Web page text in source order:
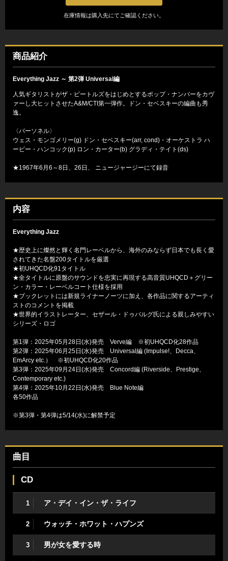
在庫情報は購入先にてご確認ください。
商品紹介
Everything Jazz ～ 第2弾 Universal編
人気ギタリストがザ・ビートルズをはじめとするポップ・ナンバーをカヴ
ァーし大ヒットさせたA&M/CTI第一弾作。ドン・セベスキーの編曲も秀
逸。
〈パーソネル〉
ウェス・モンゴメリー(g) ドン・セベスキー(arr, cond)・オーケストラ ハ
ービー・ハンコック(p) ロン・カーター(b) グラディ・テイト(ds)
★1967年6月6～8日、26日、 ニュージャージーにて録音
内容
Everything Jazz
★歴史上に燦然と輝く名門レーベルから、海外のみならず日本でも長く愛
されてきた名盤200タイトルを厳選
★初UHQCD化91タイトル
★全タイトルに原盤のサウンドを忠実に再現する高音質UHQCD＋グリー
ン・カラー・レーベルコート仕様を採用
★ブックレットには新規ライナーノーツに加え、各作品に関するアーティ
ストのコメントを掲載
★世界的イラストレーター、セザール・ドゥバルグ氏による親しみやすい
シリーズ・ロゴ
第1弾：2025年05月28日(水)発売 Verve編 ※初UHQCD化28作品
第2弾：2025年06月25日(水)発売 Universal編 (Impulse!、Decca、
EmArcy etc.） ※初UHQCD化20作品
第3弾：2025年09月24日(水)発売 Concord編 (Riverside、Prestige、
Contemporary etc.)
第4弾：2025年10月22日(水)発売 Blue Note編
各50作品
※第3弾・第4弾は5/14(水)に解禁予定
曲目
CD
1 ア・デイ・イン・ザ・ライフ
2 ウォッチ・ホワット・ハプンズ
3 男が女を愛する時